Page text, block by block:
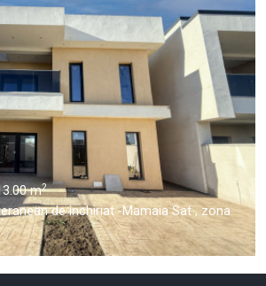
m2
de inchiriat -Mamaia Sat , zona